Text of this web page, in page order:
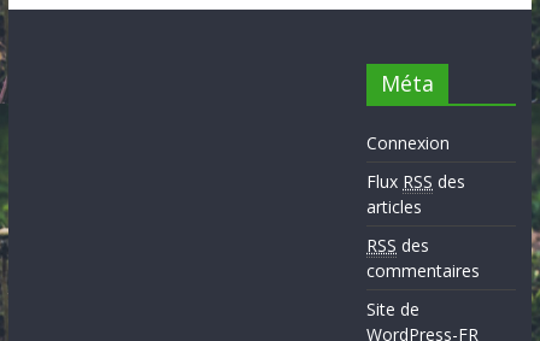
Méta
Connexion
Flux RSS des
articles
RSS des
commentaires
Site de
WordPress-FR